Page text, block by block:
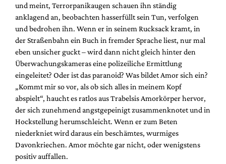
und meint, Terrorpanikaugen schauen ihn ständig
anklagend an, beobachten hasserfüllt sein Tun, verfolgen
und bedrohen ihn. Wenn er in seinem Rucksack kramt, in
der Straßenbahn ein Buch in fremder Sprache liest, nur mal
eben unsicher guckt – wird dann nicht gleich hinter den
Überwachungskameras eine polizeiliche Ermittlung
eingeleitet? Oder ist das paranoid? Was bildet Amor sich ein?
„Kommt mir so vor, als ob sich alles in meinem Kopf
abspielt“, haucht es ratlos aus Trabelsis Amorkörper hervor,
der sich zunehmend angstgepeinigt zusammenknotet und in
Hockstellung herumschleicht. Wenn er zum Beten
niederkniet wird daraus ein beschämtes, wurmiges
Davonkriechen. Amor möchte gar nicht, oder wenigstens
positiv auffallen.